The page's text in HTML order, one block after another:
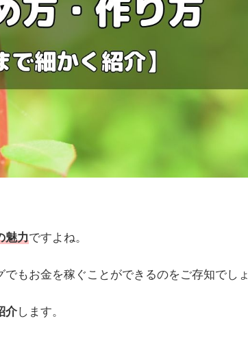
魅力ですよね。
もお金を稼ぐことができるのをご存知でしょ
介します。